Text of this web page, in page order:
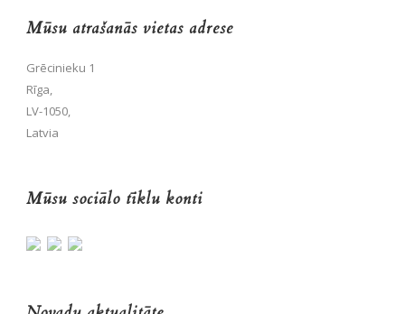
Mūsu atrašanās vietas adrese
Grēcinieku 1
Rīga,
LV-1050,
Latvia
Mūsu sociālo tīklu konti